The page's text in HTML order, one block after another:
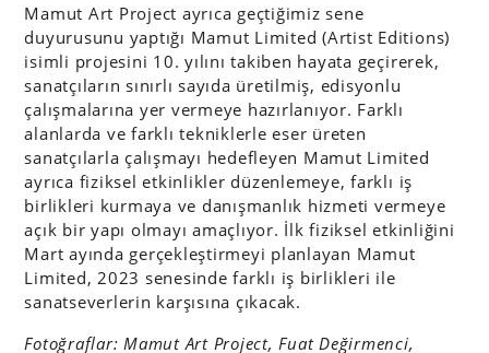
Mamut Art Project ayrıca geçtiğimiz sene
duyurusunu yaptığı Mamut Limited (Artist Editions)
isimli projesini 10. yılını takiben hayata geçirerek,
sanatçıların sınırlı sayıda üretilmiş, edisyonlu
çalışmalarına yer vermeye hazırlanıyor. Farklı
alanlarda ve farklı tekniklerle eser üreten
sanatçılarla çalışmayı hedefleyen Mamut Limited
ayrıca fiziksel etkinlikler düzenlemeye, farklı iş
birlikleri kurmaya ve danışmanlık hizmeti vermeye
açık bir yapı olmayı amaçlıyor. İlk fiziksel etkinliğini
Mart ayında gerçekleştirmeyi planlayan Mamut
Limited, 2023 senesinde farklı iş birlikleri ile
sanatseverlerin karşısına çıkacak.
Fotoğraflar: Mamut Art Project, Fuat Değirmenci,